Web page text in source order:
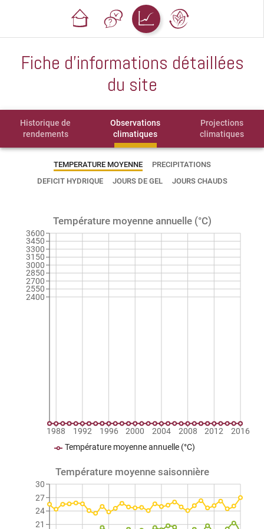
Fiche d'informations détaillées
du site
Historique de
rendements
Observations
climatiques
Projections
climatiques
TEMPERATURE MOYENNE
PRECIPITATIONS
DEFICIT HYDRIQUE
JOURS DE GEL JOURS CHAUDS
Température moyenne annuelle (°C)
1988 1992 1996 2000 2004 2008 2012 2016
2400
2550
2700
2850
3000
3150
3300
3450
3600
Température moyenne annuelle (°C)
Température moyenne saisonnière
21
24
27
30